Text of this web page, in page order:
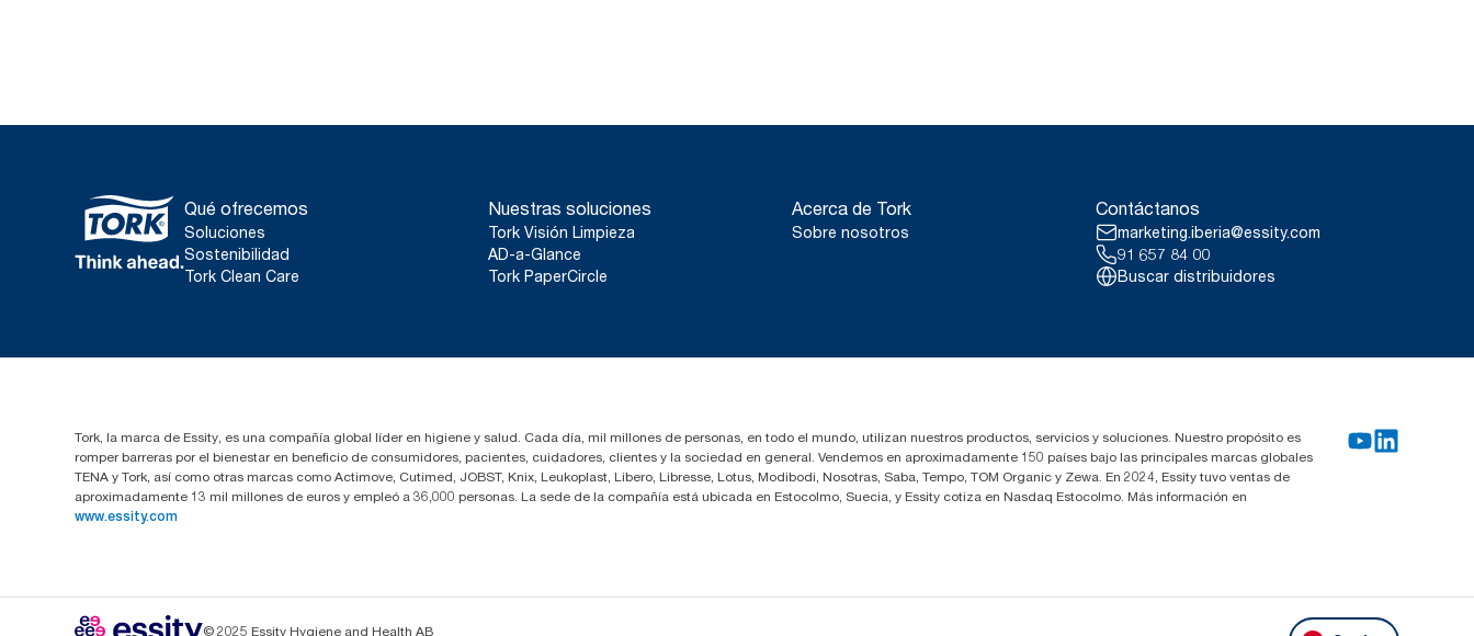
Qué ofrecemos
Soluciones
Sostenibilidad
Tork Clean Care
Nuestras soluciones
Tork Visión Limpieza
AD-a-Glance
Tork PaperCircle
Acerca de Tork
Sobre nosotros
Contáctanos
marketing.iberia@essity.com
91 657 84 00
Buscar distribuidores
Tork, la marca de Essity, es una compañía global líder en higiene y salud. Cada día, mil millones de personas, en todo el mundo, utilizan nuestros productos, servicios y soluciones. Nuestro propósito es
romper barreras por el bienestar en beneficio de consumidores, pacientes, cuidadores, clientes y la sociedad en general. Vendemos en aproximadamente 150 países bajo las principales marcas globales
TENA y Tork, así como otras marcas como Actimove, Cutimed, JOBST, Knix, Leukoplast, Libero, Libresse, Lotus, Modibodi, Nosotras, Saba, Tempo, TOM Organic y Zewa. En 2024, Essity tuvo ventas de
aproximadamente 13 mil millones de euros y empleó a 36,000 personas. La sede de la compañía está ubicada en Estocolmo, Suecia, y Essity cotiza en Nasdaq Estocolmo. Más información en
www.essity.com
© 2025 Essity Hygiene and Health AB